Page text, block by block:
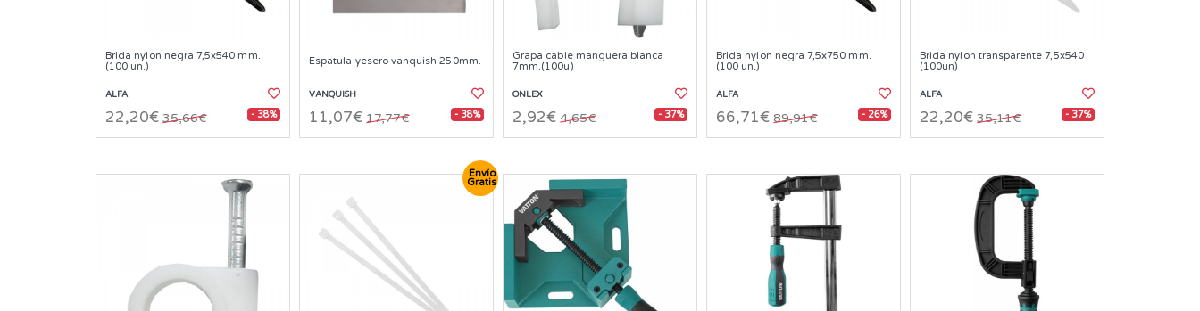
Brida nylon negra 7,5x540 mm.
(100 un.)
ALFA
22,20€ 35,66€ - 38%
Espatula yesero vanquish 250mm.
VANQUISH
11,07€ 17,77€ - 38%
Grapa cable manguera blanca
7mm.(100u)
ONLEX
2,92€ 4,65€ - 37%
Brida nylon negra 7,5x750 mm.
(100 un.)
ALFA
66,71€ 89,91€ - 26%
Brida nylon transparente 7,5x540
(100un)
ALFA
22,20€ 35,11€ - 37%
Envío
Gratis